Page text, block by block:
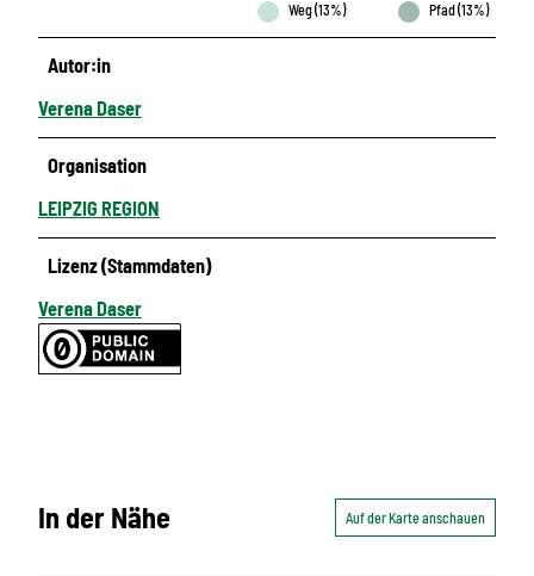
Weg (13%)
Pfad (13%)
Autor:in
Verena Daser
Organisation
LEIPZIG REGION
Lizenz (Stammdaten)
Verena Daser
In der Nähe Auf der Karte anschauen